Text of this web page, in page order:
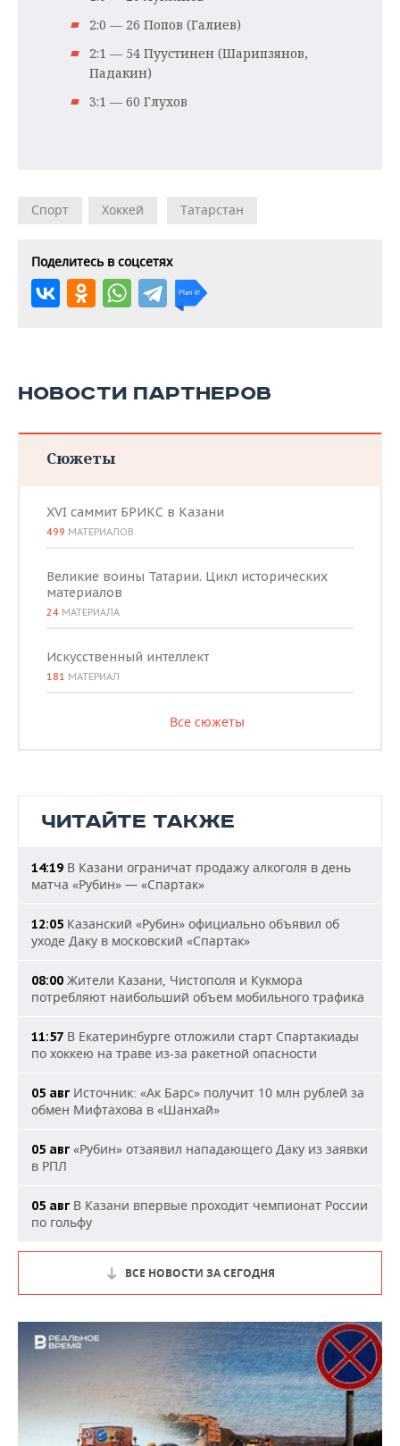
2:0 — 26 Попов (Галиев)
2:1 — 54 Пуустинен (Шарипзянов,
Падакин)
3:1 — 60 Глухов
Спорт Хоккей Татарстан
Поделитесь в соцсетях
НОВОСТИ ПАРТНЕРОВ
Сюжеты
XVI саммит БРИКС в Казани
499 МАТЕРИАЛОВ
Великие воины Татарии. Цикл исторических
материалов
24 МАТЕРИАЛА
Искусственный интеллект
181 МАТЕРИАЛ
Все сюжеты
ЧИТАЙТЕ ТАКЖЕ
14:19 В Казани ограничат продажу алкоголя в день
матча «Рубин» — «Спартак»
12:05 Казанский «Рубин» официально объявил об
уходе Даку в московский «Спартак»
08:00 Жители Казани, Чистополя и Кукмора
потребляют наибольший объем мобильного трафика
11:57 В Екатеринбурге отложили старт Спартакиады
по хоккею на траве из-за ракетной опасности
05 авг Источник: «Ак Барс» получит 10 млн рублей за
обмен Мифтахова в «Шанхай»
05 авг «Рубин» отзаявил нападающего Даку из заявки
в РПЛ
05 авг В Казани впервые проходит чемпионат России
по гольфу
ВСЕ НОВОСТИ ЗА СЕГОДНЯ